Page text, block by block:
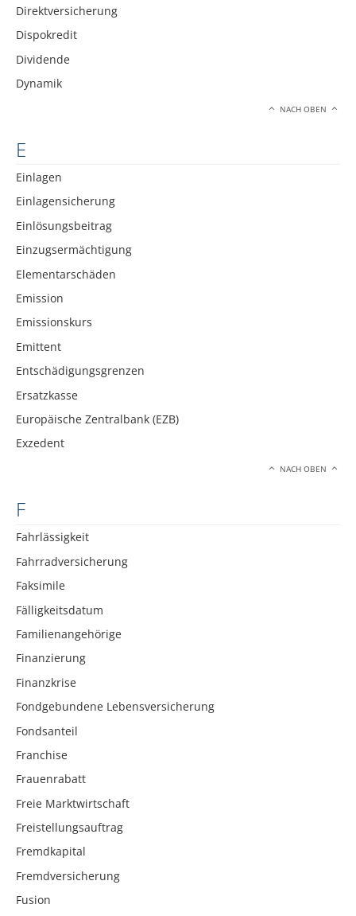
Direktversicherung
Dispokredit
Dividende
Dynamik
NACH OBEN
E
Einlagen
Einlagensicherung
Einlösungsbeitrag
Einzugsermächtigung
Elementarschäden
Emission
Emissionskurs
Emittent
Entschädigungsgrenzen
Ersatzkasse
Europäische Zentralbank (EZB)
Exzedent
NACH OBEN
F
Fahrlässigkeit
Fahrradversicherung
Faksimile
Fälligkeitsdatum
Familienangehörige
Finanzierung
Finanzkrise
Fondgebundene Lebensversicherung
Fondsanteil
Franchise
Frauenrabatt
Freie Marktwirtschaft
Freistellungsauftrag
Fremdkapital
Fremdversicherung
Fusion